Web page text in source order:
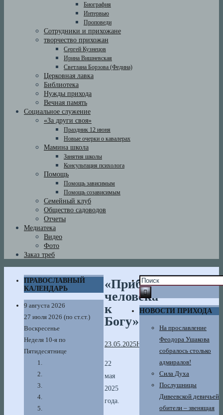
Биография
Интервью
Проповеди
Сотрудники и прихожане
творчество прихожан
Сергей Кузнецов
Ирина Вишневская
Светлана Борзова (Федина)
Церковная лавка
Библиотека
Нужды прихода
Вечная память
Социальное служение
«За други своя»
Праздник 12 июня
Новые очерки о кавалерах
Мамина школа
Занятия школы
Консультация психолога
Помощь
Помощь зависимым
Помощь созависимым
Семейный клуб
Общество садоводов
Отчеты
Медиатека
Видео
Фото
Заказ треб
«Приближает
человека
к
Богу»
23.05.2025Новости
22
мая
2025
года.
ПРАВОСЛАВНЫЙ
КАЛЕНДАРЬ
9 августа 2026
27 июля 2026 (по ст.ст.)
Воскресенье
Неделя 10-я по
Пятидесятнице
НОВОСТИ ПРИХОДА
На прославление
Феодора Ушакова
собралось столько
адмиралов!
Сила Духа
Послушницы
Дивеевской девичьей
обители – звенящая